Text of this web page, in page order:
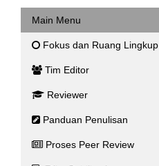
Main Menu
Fokus dan Ruang Lingkup
Tim Editor
Reviewer
Panduan Penulisan
Proses Peer Review